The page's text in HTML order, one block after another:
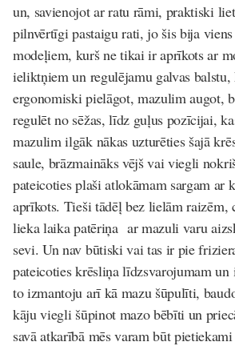
un, savienojot ar ratu rāmi, praktiski
pilnvērtīgi pastaigu rati, jo šis bija
modeļiem, kurš ne tikai ir aprīkots ar
ieliktņiem un regulējamu galvas balstu,
ergonomiski pielāgot, mazulim augot,
regulēt no sēžas, līdz guļus pozīcijai,
mazulim ilgāk nākas uzturēties šajā
saule, brāzmaināks vējš vai viegli
pateicoties plaši atlokāmam sargam ar
aprīkots. Tieši tādēļ bez lielām raizēm,
lieka laika patēriņa ar mazuli varu
sevi. Un nav būtiski vai tas ir pie
pateicoties krēsliņa līdzsvarojumam un
to izmantoju arī kā mazu šūpulīti,
kāju viegli šūpinot mazo bēbīti un
savā atkarībā mēs varam būt